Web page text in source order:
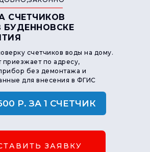
счетчиков воды на дому.
приезжает по адресу,
без демонтажа и
для внесения в ФГИС
ЗАЯВКУ
СЧЕТЧИКОВ
Р. ЗА 1 СЧЕТЧИК